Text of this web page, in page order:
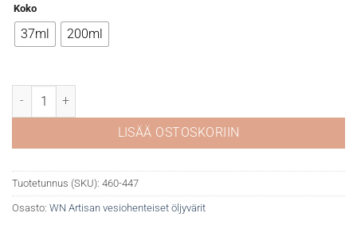
Koko
37ml 200ml
WN Artisan 447 Olive Green määrä
LISÄÄ OSTOSKORIIN
Tuotetunnus (SKU): 460-447
Osasto: WN Artisan vesiohenteiset öljyvärit